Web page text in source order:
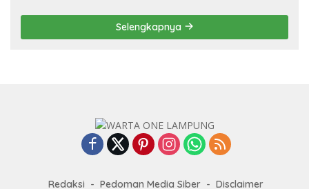
Selengkapnya
Redaksi Pedoman Media Siber Disclaimer